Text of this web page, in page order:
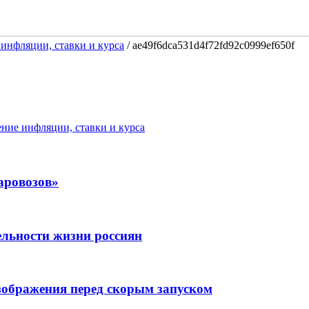
ставки и курса /ae49f6dca531d4f72fd92c0999ef650f
инфляции, ставки и курса
жизни россиян
перед скорым запуском